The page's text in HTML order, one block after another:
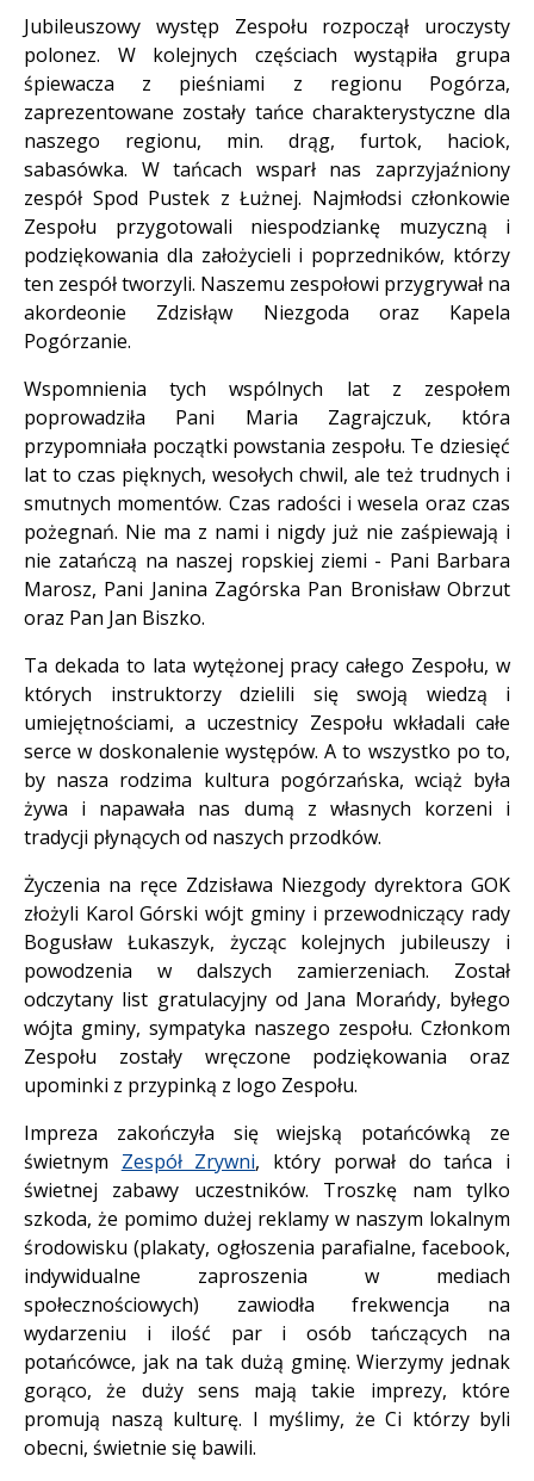
Jubileuszowy występ Zespołu rozpoczął uroczysty
polonez. W kolejnych częściach wystąpiła grupa
śpiewacza z pieśniami z regionu Pogórza,
zaprezentowane zostały tańce charakterystyczne dla
naszego regionu, min. drąg, furtok, haciok,
sabasówka. W tańcach wsparł nas zaprzyjaźniony
zespół Spod Pustek z Łużnej. Najmłodsi członkowie
Zespołu przygotowali niespodziankę muzyczną i
podziękowania dla założycieli i poprzedników, którzy
ten zespół tworzyli. Naszemu zespołowi przygrywał na
akordeonie Zdzisłąw Niezgoda oraz Kapela
Pogórzanie.
Wspomnienia tych wspólnych lat z zespołem
poprowadziła Pani Maria Zagrajczuk, która
przypomniała początki powstania zespołu. Te dziesięć
lat to czas pięknych, wesołych chwil, ale też trudnych i
smutnych momentów. Czas radości i wesela oraz czas
pożegnań. Nie ma z nami i nigdy już nie zaśpiewają i
nie zatańczą na naszej ropskiej ziemi - Pani Barbara
Marosz, Pani Janina Zagórska Pan Bronisław Obrzut
oraz Pan Jan Biszko.
Ta dekada to lata wytężonej pracy całego Zespołu, w
których instruktorzy dzielili się swoją wiedzą i
umiejętnościami, a uczestnicy Zespołu wkładali całe
serce w doskonalenie występów. A to wszystko po to,
by nasza rodzima kultura pogórzańska, wciąż była
żywa i napawała nas dumą z własnych korzeni i
tradycji płynących od naszych przodków.
Życzenia na ręce Zdzisława Niezgody dyrektora GOK
złożyli Karol Górski wójt gminy i przewodniczący rady
Bogusław Łukaszyk, życząc kolejnych jubileuszy i
powodzenia w dalszych zamierzeniach. Został
odczytany list gratulacyjny od Jana Morańdy, byłego
wójta gminy, sympatyka naszego zespołu. Członkom
Zespołu zostały wręczone podziękowania oraz
upominki z przypinką z logo Zespołu.
Impreza zakończyła się wiejską potańcówką ze
świetnym Zespół Zrywni, który porwał do tańca i
świetnej zabawy uczestników. Troszkę nam tylko
szkoda, że pomimo dużej reklamy w naszym lokalnym
środowisku (plakaty, ogłoszenia parafialne, facebook,
indywidualne zaproszenia w mediach
społecznościowych) zawiodła frekwencja na
wydarzeniu i ilość par i osób tańczących na
potańcówce, jak na tak dużą gminę. Wierzymy jednak
gorąco, że duży sens mają takie imprezy, które
promują naszą kulturę. I myślimy, że Ci którzy byli
obecni, świetnie się bawili.